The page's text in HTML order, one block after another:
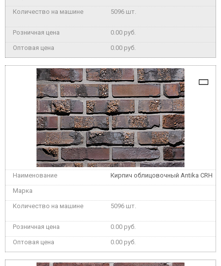
5096 шт.
0.00 руб.
0.00 руб.
Кирпич облицовочный Antika CRH
5096 шт.
0.00 руб.
0.00 руб.